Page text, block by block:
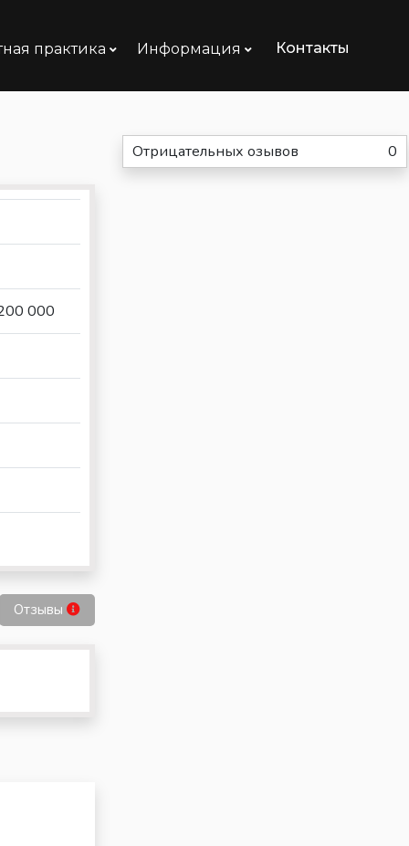
практика Информация Контакты
000
Отзывы
Отрицательных озывов 0